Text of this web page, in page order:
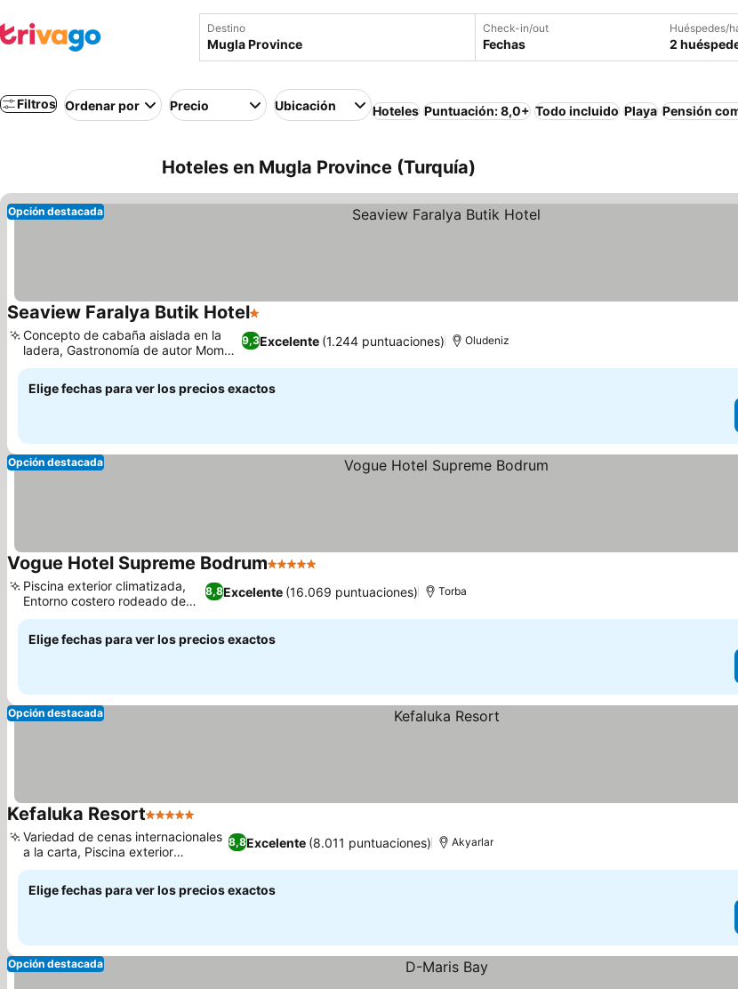
Destino Check-in/out
Fechas
Huéspedes/
2
Filtros Ordenar por Precio Ubicación Hoteles Puntuación: 8,0+ Todo incluido Playa Pensión
Hoteles en Mugla Province (Turquía)
Opción destacada
Seaview Faralya Butik Hotel1 Estrellas
9,3Excelente (1.244 puntuaciones)
Concepto de cabaña aislada en la
ladera, Gastronomía de autor Momba
Faralya
Oludeniz
Elige fechas para ver los precios exactos
Opción destacada
Vogue Hotel Supreme Bodrum5 Estrellas
8,8Excelente (16.069 puntuaciones)
Piscina exterior climatizada,
Entorno costero rodeado de
pinos
Torba
Elige fechas para ver los precios exactos
Opción destacada
Kefaluka Resort5 Estrellas
8,8Excelente (8.011 puntuaciones)
Variedad de cenas internacionales
a la carta, Piscina exterior
climatizada
Akyarlar
Elige fechas para ver los precios exactos
Opción destacada